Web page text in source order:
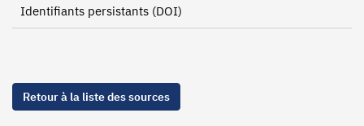
Identifiants persistants (DOI)
Retour à la liste des sources